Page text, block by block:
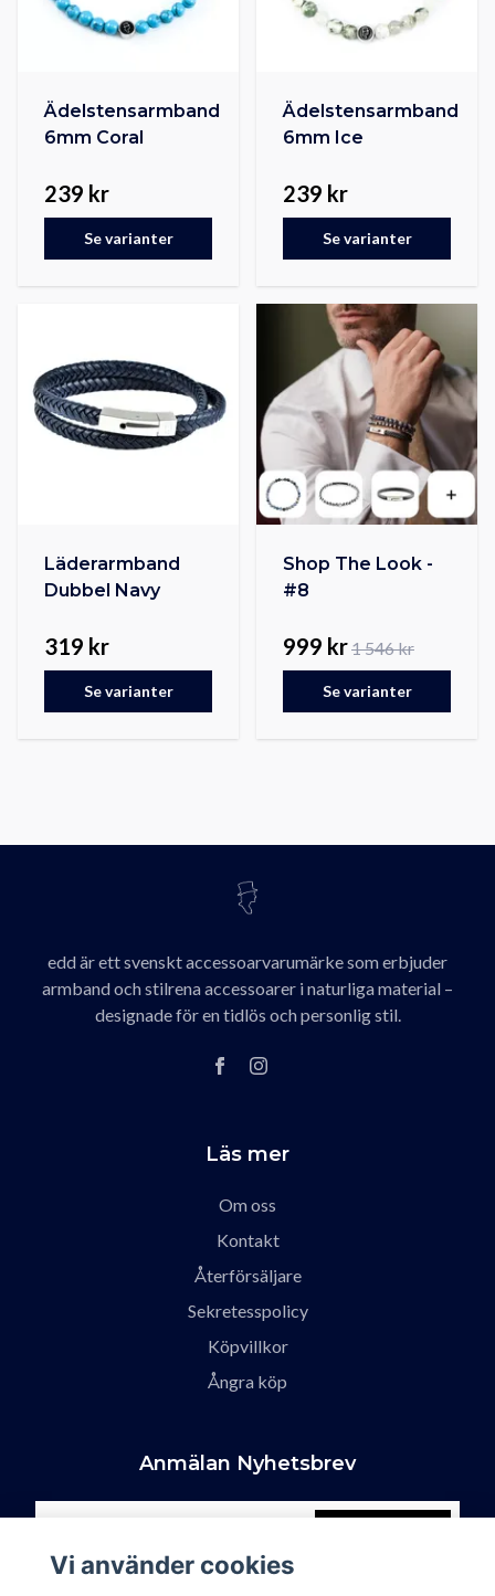
Ädelstensarmband
6mm Coral
239 kr
Se varianter
Ädelstensarmband
6mm Ice
239 kr
Se varianter
Läderarmband
Dubbel Navy
319 kr
Se varianter
Shop The Look -
#8
999 kr1 546 kr
Se varianter
edd är ett svenskt accessoarvarumärke som erbjuder
armband och stilrena accessoarer i naturliga material –
designade för en tidlös och personlig stil.
Läs mer
Om oss
Kontakt
Återförsäljare
Sekretesspolicy
Köpvillkor
Ångra köp
Anmälan Nyhetsbrev
Vi använder cookies